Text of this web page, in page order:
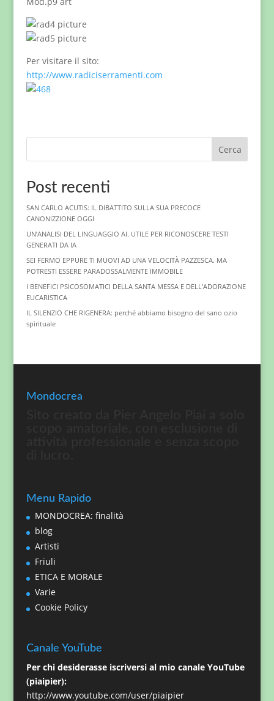
Per visitare il sito:
http://www.radiciserramenti.com
Cerca
Post recenti
SAN CARLO ACUTIS: IL DIBATTITO SULLA SUA PRECOCE
CANONIZZIONE OGGI
UN’ANALISI DEL LINGUAGGIO AI. UTILE PER RICONOSCERE TESTI
GENERATI DA IA
SEI FERMO EPPURE TI MUOVI AD UNA VELOCITÀ PAZZESCA. MA
POTRESTI ESSERE PARADOSSALMENTE IMMOBILE
I BENEFICI PSICOSOMATICI DELLA SANTA MESSA E DELL’ADORAZIONE
EUCARISTICA
IL SILENZIO CHE RIGENERA: perché abbiamo bisogno del sano ozio
spirituale
Mondocrea
Menu Rapido
MONDOCREA: finalità
blog
Artisti
Friuli
ETICA E MORALE
Varie
Cookie Policy
Canale YouTube
Per chi desiderasse iscriversi al mio canale YouTube
(piaipier):
http://www.youtube.com/user/piaipier